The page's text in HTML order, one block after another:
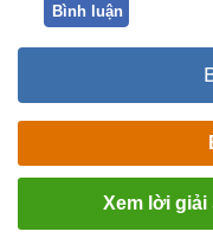
Bình luận
Xem lời giải